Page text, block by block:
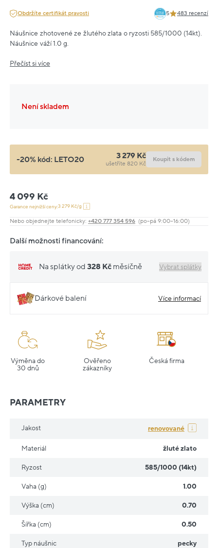
Obdržíte certifikát pravosti 5 483 recenzí
Náušnice zhotovené ze žlutého zlata o ryzosti 585/1000 (14kt).
Náušnice váží 1.0 g.
Přečíst si více
Není skladem
-20% kód: LETO20 3 279 Kč
ušetříte 820 Kč
Koupit s kódem
4 099 Kč
Garance nejnižší ceny:3 279 Kč/g
Nebo objednejte telefonicky: +420 777 354 596 (po–pá 9:00–16:00)
Další možnosti financování:
Na splátky od 328 Kč měsíčně Vybrat splátky
Dárkové balení Více informací
Výměna do
30 dnů
Ověřeno
zákazníky
Česká firma
PARAMETRY
Jakost renovované
Materiál žluté zlato
Ryzost 585/1000 (14kt)
Vaha (g) 1.00
Výška (cm) 0.70
Šířka (cm) 0.50
Typ náušnic pecky